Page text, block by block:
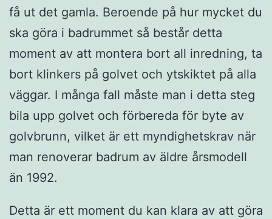
få ut det gamla. Beroende på hur mycket du
ska göra i badrummet så består detta
moment av att montera bort all inredning, ta
bort klinkers på golvet och ytskiktet på alla
väggar. I många fall måste man i detta steg
bila upp golvet och förbereda för byte av
golvbrunn, vilket är ett myndighetskrav när
man renoverar badrum av äldre årsmodell
än 1992.
Detta är ett moment du kan klara av att göra